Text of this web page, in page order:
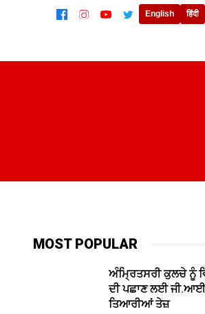
English हिंदी
MOST POPULAR
ਅੰਮ੍ਰਿਤਸਰੀ ਕੁਲਚੇ ਨੂੰ
ਦੀ ਪਛਾਣ ਲਈ
ਤਿਆਰੀਆਂ ਤੇਜ਼